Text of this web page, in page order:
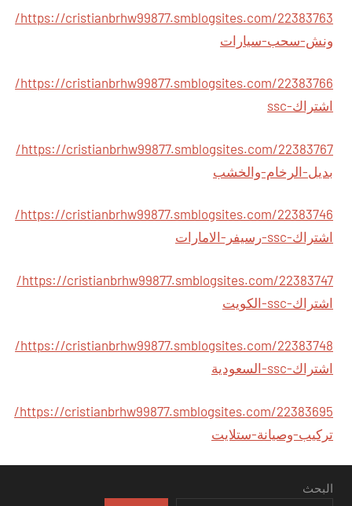
https://cristianbrhw99877.smblogsites.com/22383763/
ونش-سحب-سيارات
https://cristianbrhw99877.smblogsites.com/22383766/
اشتراك-ssc
https://cristianbrhw99877.smblogsites.com/22383767/
بديل-الرخام-والخشب
https://cristianbrhw99877.smblogsites.com/22383746/
اشتراك-ssc-رسيفر-الامارات
https://cristianbrhw99877.smblogsites.com/22383747/
اشتراك-ssc-الكويت
https://cristianbrhw99877.smblogsites.com/22383748/
اشتراك-ssc-السعودية
https://cristianbrhw99877.smblogsites.com/22383695/
تركيب-وصيانة-ستلايت
البحث